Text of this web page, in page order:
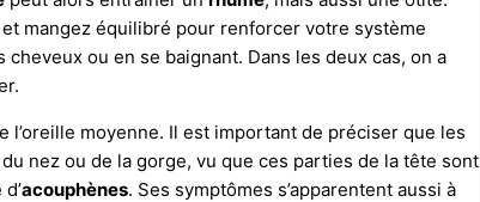
et mangez équilibré pour renforcer votre système
ou en se baignant. Dans les deux cas, on a
l’oreille moyenne. Il est important de préciser que les
nez ou de la gorge, vu que ces parties de la tête sont
acouphènes. Ses symptômes s’apparentent aussi à